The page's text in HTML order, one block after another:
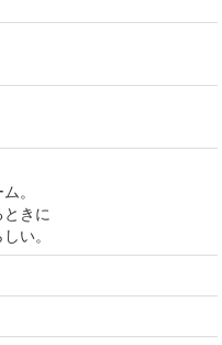
。
きに
い。